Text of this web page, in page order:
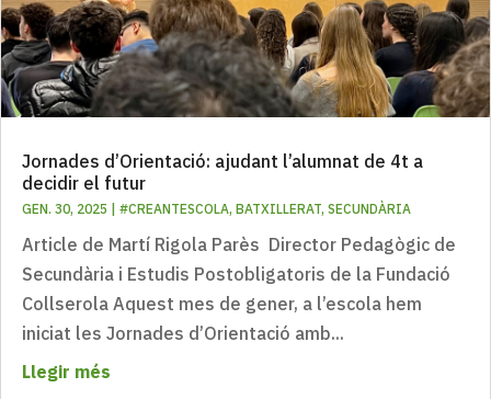
Jornades d’Orientació: ajudant l’alumnat de 4t a
decidir el futur
GEN. 30, 2025 | #CREANTESCOLA, BATXILLERAT, SECUNDÀRIA
Article de Martí Rigola Parès Director Pedagògic de
Secundària i Estudis Postobligatoris de la Fundació
Collserola Aquest mes de gener, a l’escola hem
iniciat les Jornades d’Orientació amb...
Llegir més